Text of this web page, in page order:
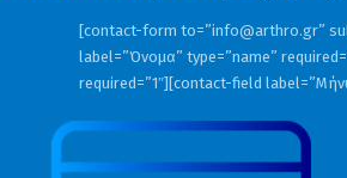
[contact-form to=”info@arthro.gr”
label=”Όνομα” type=”name”
required=”1″][contact-field